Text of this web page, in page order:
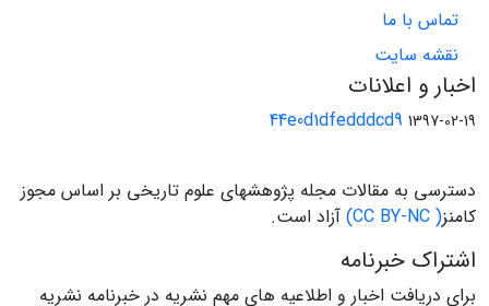
تماس با ما
نقشه سایت
اخبار و اعلانات
44e0d1dfedddcd9 1397-02-19
دسترسی به مقالات مجله پژوهشهای علوم تاریخی بر اساس مجوز
کامنز( CC BY-NC) آزاد است.
اشتراک خبرنامه
برای دریافت اخبار و اطلاعیه های مهم نشریه در خبرنامه نشریه